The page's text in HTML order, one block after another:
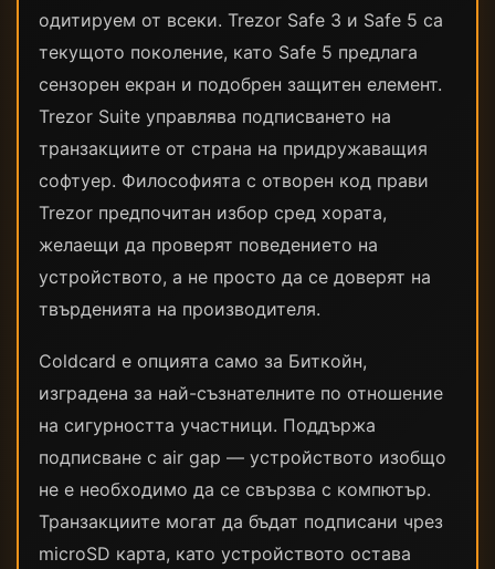
одитируем от всеки. Trezor Safe 3 и Safe 5 са
текущото поколение, като Safe 5 предлага
сензорен екран и подобрен защитен елемент.
Trezor Suite управлява подписването на
транзакциите от страна на придружаващия
софтуер. Философията с отворен код прави
Trezor предпочитан избор сред хората,
желаещи да проверят поведението на
устройството, а не просто да се доверят на
твърденията на производителя.
Coldcard е опцията само за Биткойн,
изградена за най-съзнателните по отношение
на сигурността участници. Поддържа
подписване с air gap — устройството изобщо
не е необходимо да се свързва с компютър.
Транзакциите могат да бъдат подписани чрез
microSD карта, като устройството остава